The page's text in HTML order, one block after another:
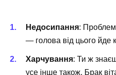
Недосипання:
— голова від цього йде
Харчування: Ти ж
усе інше також. Брак